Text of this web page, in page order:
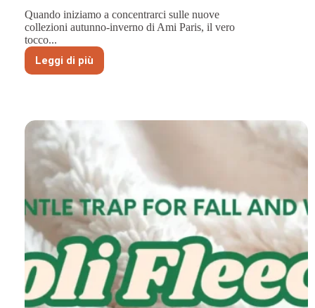
Quando iniziamo a concentrarci sulle nuove
collezioni autunno-inverno di Ami Paris, il vero
tocco...
Leggi di più
Ispirazioni
da
il
lusso
accessibile
con
un
cappello
a
maglia
invernale